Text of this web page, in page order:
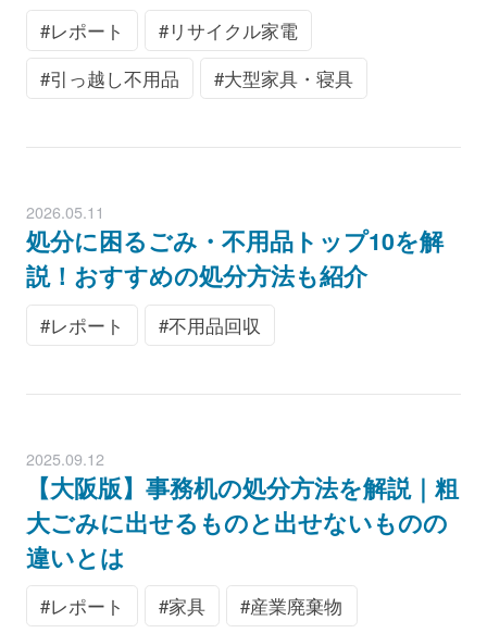
レポート
リサイクル家電
引っ越し不用品
大型家具・寝具
2026.05.11
処分に困るごみ・不用品トップ10を解
説！おすすめの処分方法も紹介
レポート 不用品回収
2025.09.12
【大阪版】事務机の処分方法を解説｜粗
大ごみに出せるものと出せないものの
違いとは
レポート 家具 産業廃棄物